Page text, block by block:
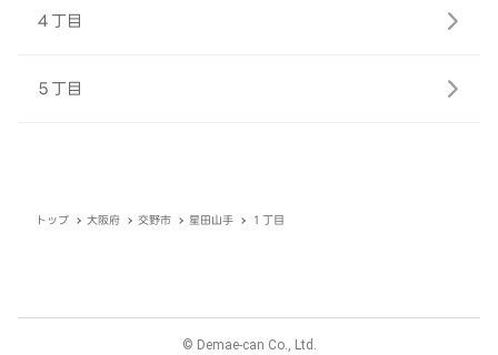
４丁目
５丁目
トップ 大阪府 交野市 星田山手 １丁目
© Demae-can Co., Ltd.